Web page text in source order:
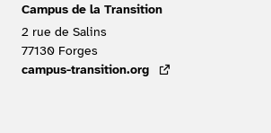
Campus de la Transition
2 rue de Salins
77130 Forges
campus-transition.org
- lien externe